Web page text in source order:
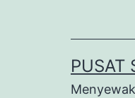
PUSAT